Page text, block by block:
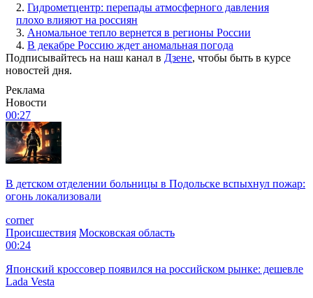
2. Гидрометцентр: перепады атмосферного давления
плохо влияют на россиян
3. Аномальное тепло вернется в регионы России
4. В декабре Россию ждет аномальная погода
Подписывайтесь на наш канал в Дзене, чтобы быть в курсе
новостей дня.
Реклама
Новости
00:27
В детском отделении больницы в Подольске вспыхнул пожар:
огонь локализовали
corner
Происшествия Московская область
00:24
Японский кроссовер появился на российском рынке: дешевле
Lada Vesta